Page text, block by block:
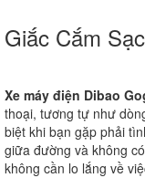
Giắc Cắm
Xe máy điện Dibao
thoại, tương tự như
biệt khi bạn gặp phải
giữa đường và không
không cần lo lắng về